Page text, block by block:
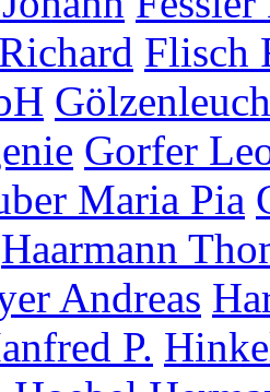
Flisch
Gorfer
Maria Pia
Haarmann
Andreas
P.